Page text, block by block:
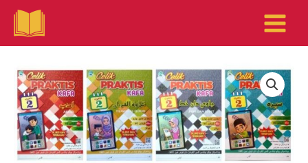
content
Price
range:
RM5.30
through
RM42.40
BUKU
CELIK
PRAKTIS
KAFA
TAHUN
2
-